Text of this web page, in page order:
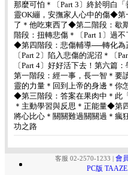
那麼可怕＊〔Part 3〕終於明白
靈OK繃，安撫家人心中的傷◆第
了＊他吃東西了◆第二階段：歇
階段：扭轉悲傷＊〔Part 1〕過
◆第四階段：悲傷輔導──轉化為
〔Part 2〕陷入悲傷的泥沼＊〔
〔Part 4〕好好活下去！第六篇
第一階段：經一事，長一智＊要
靈的力量＊回到上帝的身邊＊你
◆第三階段：答案在果肉中＊此
＊主動學習與反思＊正能量◆第
將心比心＊關關難過關關過＊
功之路
客服 02-2570-1233 會
PC版 TAAZE